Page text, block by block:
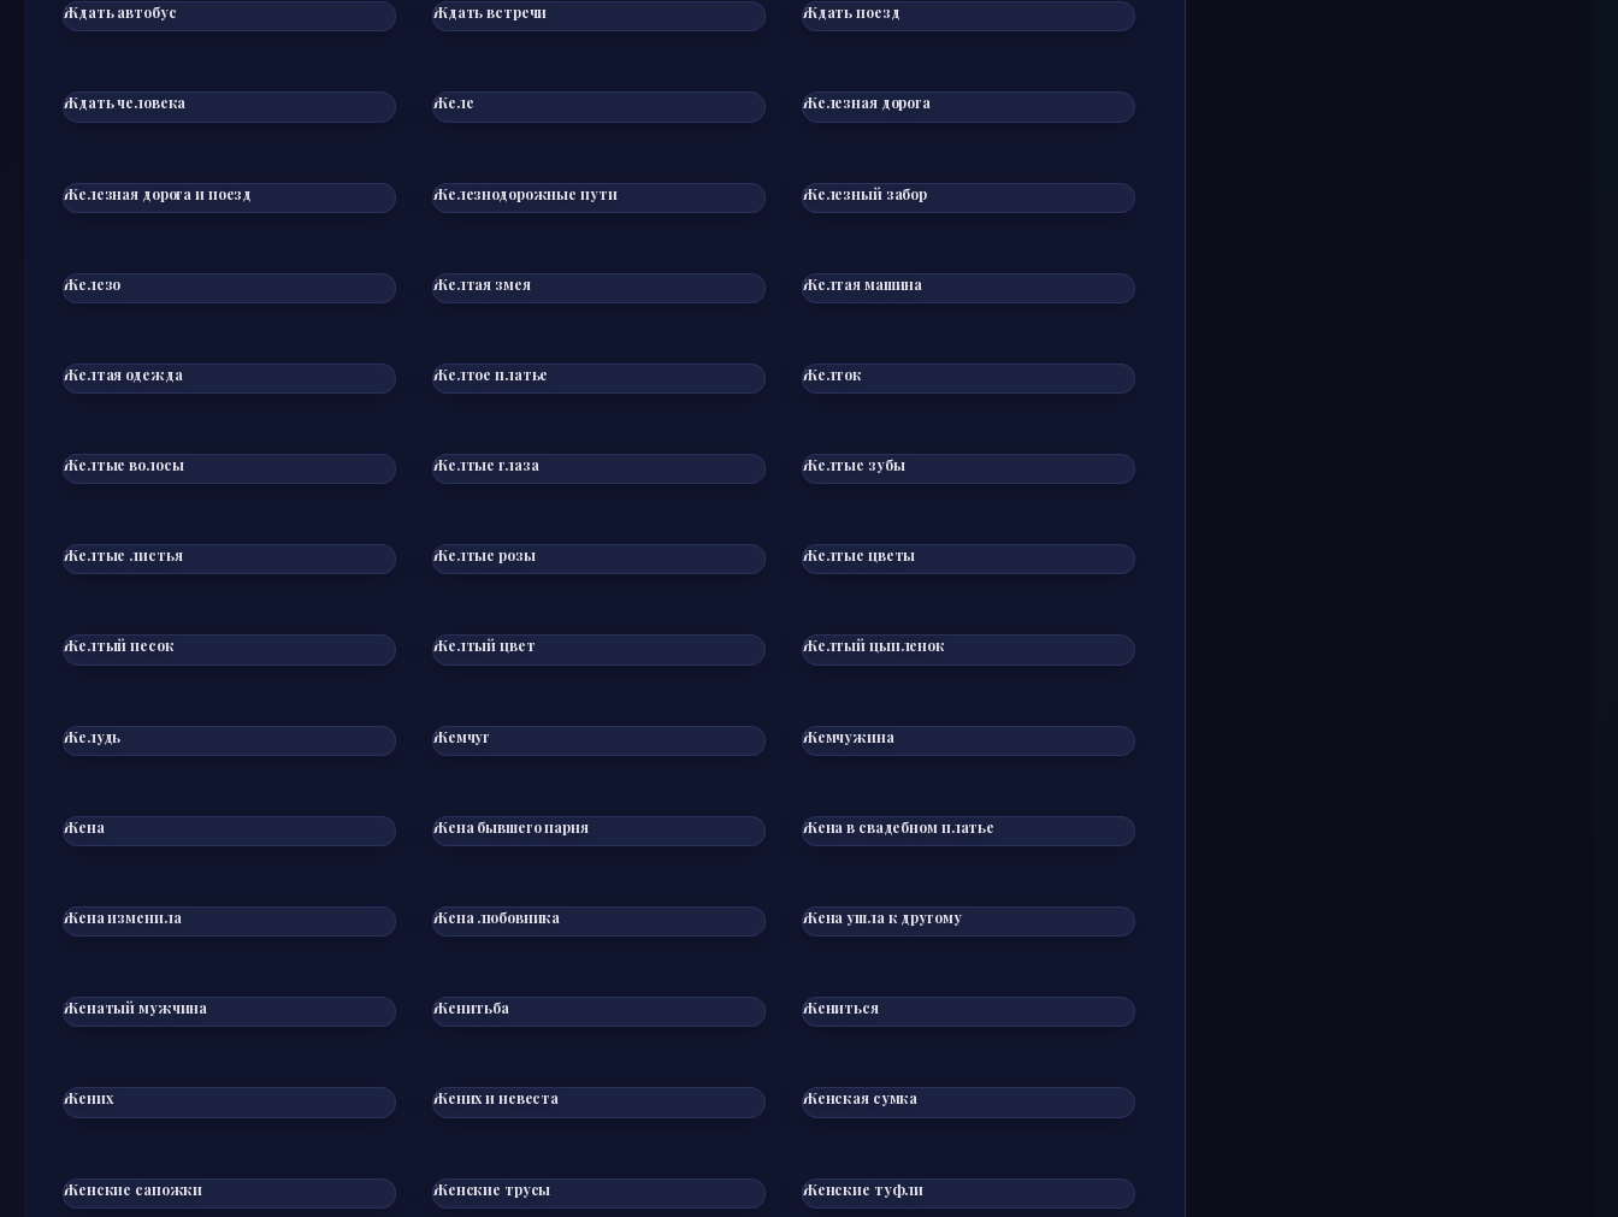
Ждать автобус Ждать встречи Ждать поезд
Ждать человека Желе Железная дорога
Железная дорога и поезд Железнодорожные пути Железный забор
Железо Желтая змея Желтая машина
Желтая одежда Желтое платье Желток
Желтые волосы Желтые глаза Желтые зубы
Желтые листья Желтые розы Желтые цветы
Желтый песок Желтый цвет Желтый цыпленок
Желудь Жемчуг Жемчужина
Жена Жена бывшего парня Жена в свадебном платье
Жена изменила Жена любовника Жена ушла к другому
Женатый мужчина Женитьба Жениться
Жених Жених и невеста Женская сумка
Женские сапожки Женские трусы Женские туфли